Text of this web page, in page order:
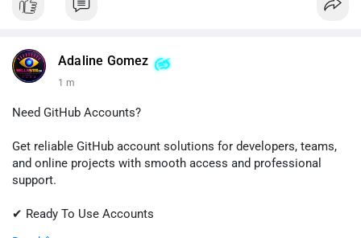
📱 WhatsApp: +1 (681) 549-2683
#gmail #googleaccount #emailsolutions
#sellssmm
Adaline Gomez
1 m
Need GitHub Accounts?
Get reliable GitHub account solutions for developers, teams,
and online projects with smooth access and professional
support.
✔ Ready To Use Accounts